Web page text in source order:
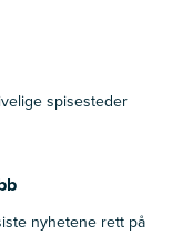
spisesteder
nyhetene rett på